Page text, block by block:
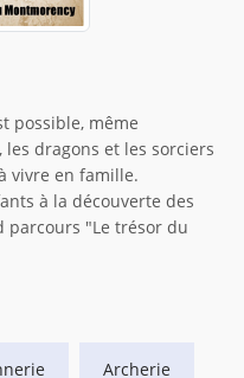
possible, même
dragons et les sorciers
vivre en famille.
à la découverte des
parcours "Le trésor du
Archerie